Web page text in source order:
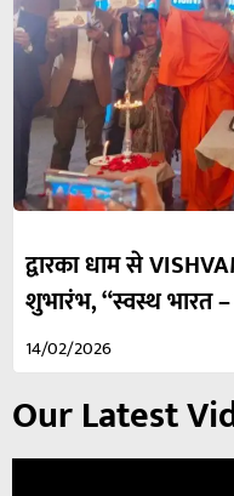
द्वारका धाम से
शुभारंभ, “स्वस्थ भारत
14/02/2026
Our Latest